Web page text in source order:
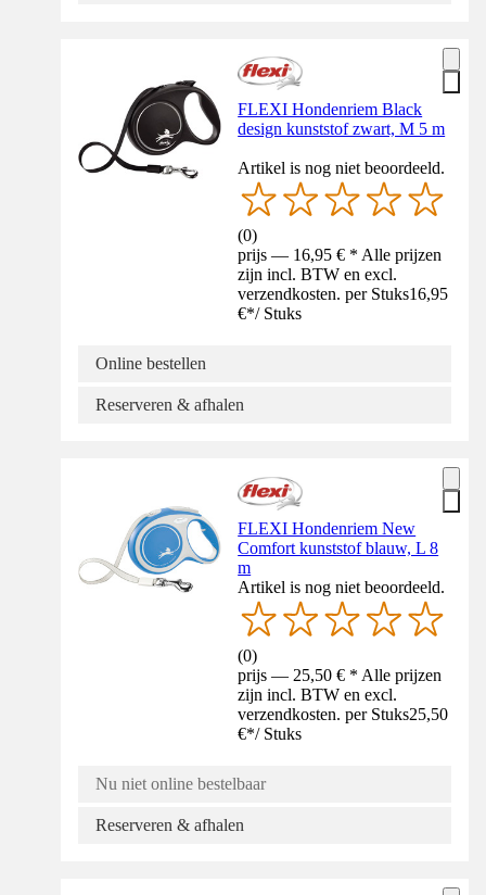
FLEXI Hondenriem Black
design kunststof zwart, M 5 m
Artikel is nog niet beoordeeld.
(0)
prijs — 16,95 € * Alle prijzen
zijn incl. BTW en excl.
verzendkosten. per Stuks16,95
€*/ Stuks
Online bestellen
Reserveren & afhalen
FLEXI Hondenriem New
Comfort kunststof blauw, L 8
m
Artikel is nog niet beoordeeld.
(0)
prijs — 25,50 € * Alle prijzen
zijn incl. BTW en excl.
verzendkosten. per Stuks25,50
€*/ Stuks
Nu niet online bestelbaar
Reserveren & afhalen